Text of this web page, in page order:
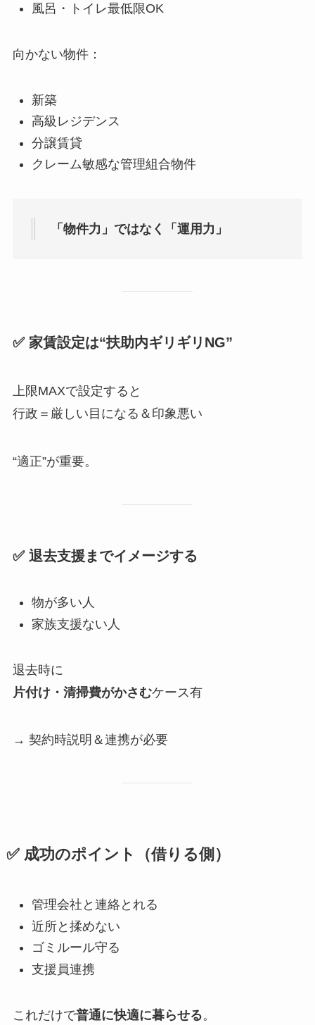
風呂・トイレ最低限OK
向かない物件：
新築
高級レジデンス
分譲賃貸
クレーム敏感な管理組合物件
「物件力」ではなく「運用力」
✅ 家賃設定は“扶助内ギリギリNG”
上限MAXで設定すると
行政＝厳しい目になる＆印象悪い
“適正”が重要。
✅ 退去支援までイメージする
物が多い人
家族支援ない人
退去時に
片付け・清掃費がかさむケース有
→ 契約時説明＆連携が必要
✅ 成功のポイント（借りる側）
管理会社と連絡とれる
近所と揉めない
ゴミルール守る
支援員連携
これだけで普通に快適に暮らせる。